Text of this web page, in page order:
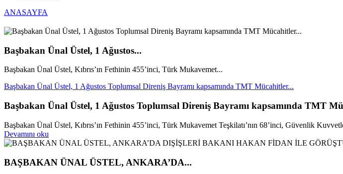
ANASAYFA
Başbakan Ünal Üstel, 1 Ağustos...
Başbakan Ünal Üstel, Kıbrıs’ın Fethinin 455’inci, Türk Mukavemet...
Başbakan Ünal Üstel, 1 Ağustos Toplumsal Direniş Bayramı kapsamında TMT Mücahitler...
Başbakan Ünal Üstel, 1 Ağustos Toplumsal Direniş Bayramı kapsamında TMT
Başbakan Ünal Üstel, Kıbrıs’ın Fethinin 455’inci, Türk Mukavemet Teşkilatı’nın 68’inci, Güvenlik
Devamını oku
BAŞBAKAN ÜNAL ÜSTEL, ANKARA’DA...